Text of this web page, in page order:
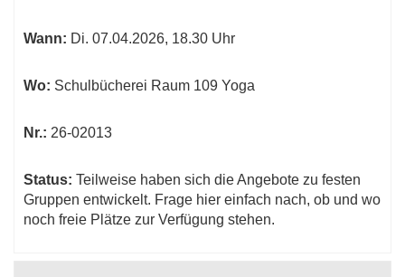
Wann: Di. 07.04.2026, 18.30 Uhr
Wo: Schulbücherei Raum 109 Yoga
Nr.: 26-02013
Status: Teilweise haben sich die Angebote zu festen
Gruppen entwickelt. Frage hier einfach nach, ob und wo
noch freie Plätze zur Verfügung stehen.